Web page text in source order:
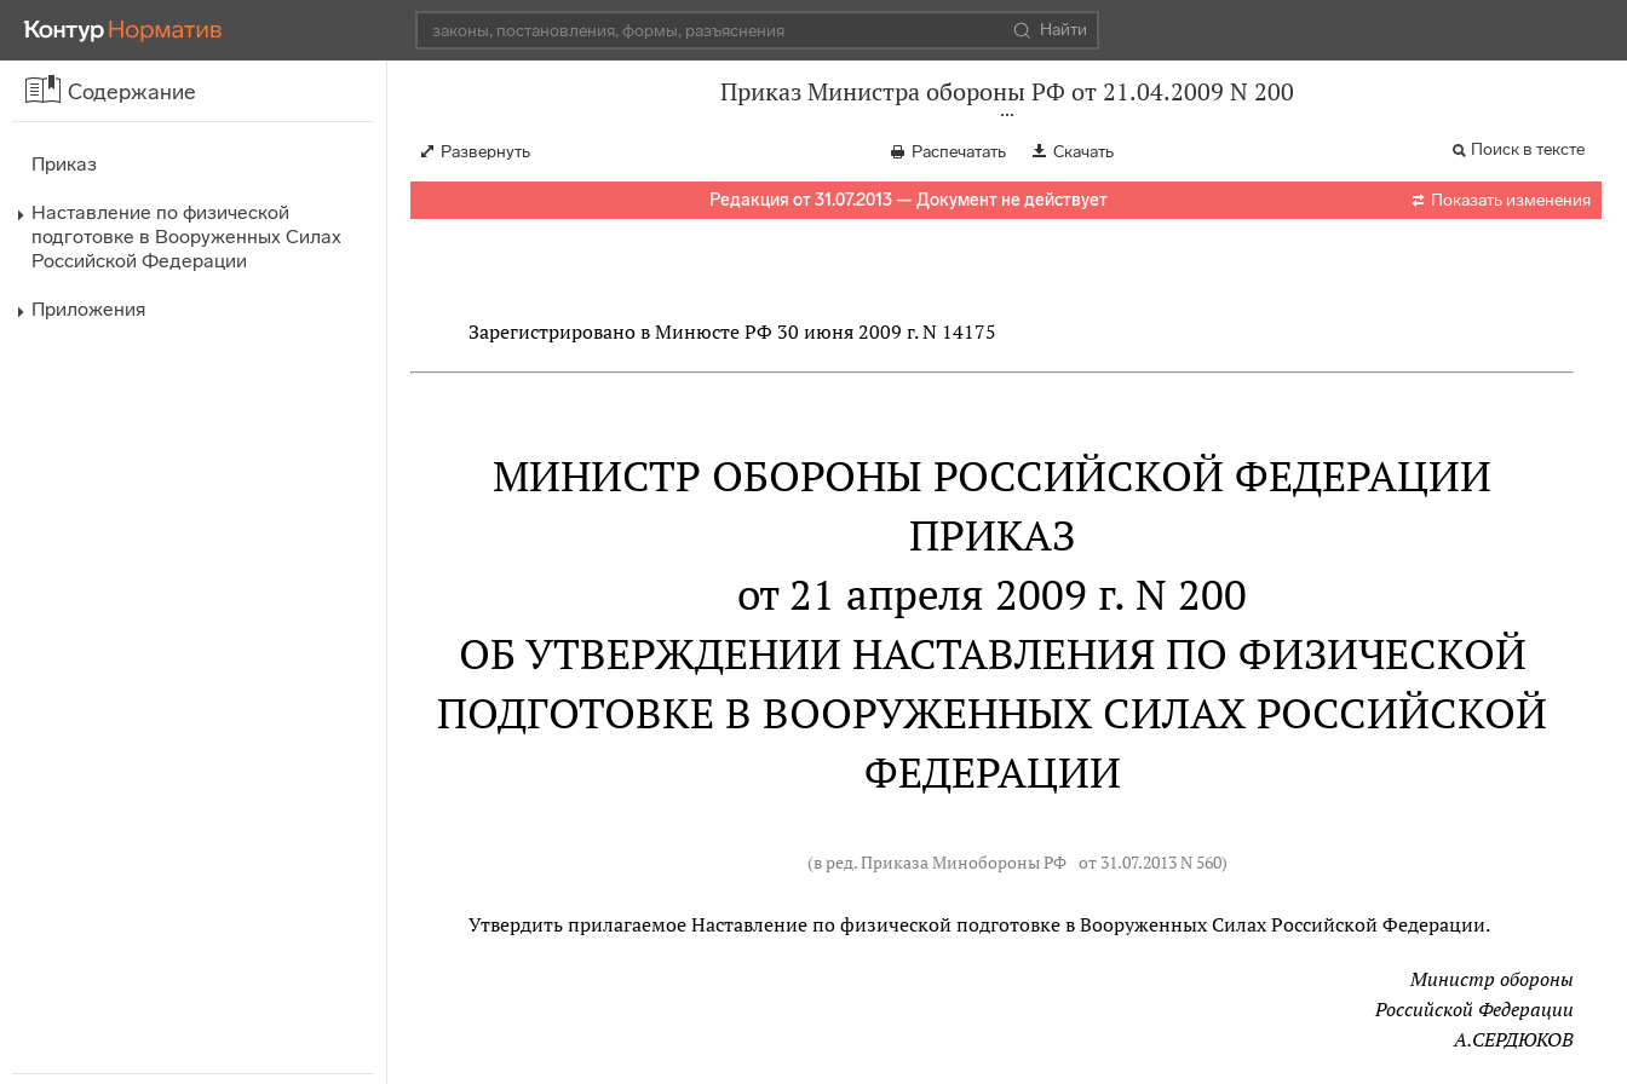
Найти
Содержание
Приказ
Наставление по физической
подготовке в Вооруженных Силах
Российской Федерации
Приложения
Приказ Министра обороны РФ от 21.04.2009 N 200
Развернуть Распечатать Скачать Поиск в тексте
Редакция от 31.07.2013 — Документ не действует  Показать изменения
Зарегистрировано в Минюсте РФ 30 июня 2009 г. N 14175
МИНИСТР ОБОРОНЫ РОССИЙСКОЙ ФЕДЕРАЦИИ
ПРИКАЗ
от 21 апреля 2009 г. N 200
ОБ УТВЕРЖДЕНИИ НАСТАВЛЕНИЯ ПО ФИЗИЧЕСКОЙ
ПОДГОТОВКЕ В ВООРУЖЕННЫХ СИЛАХ РОССИЙСКОЙ
ФЕДЕРАЦИИ
(в ред. Приказа Минобороны РФ от 31.07.2013 N 560)
Утвердить прилагаемое Наставление по физической подготовке в Вооруженных Силах Российской Федерации.
Министр обороны
Российской Федерации
А.СЕРДЮКОВ